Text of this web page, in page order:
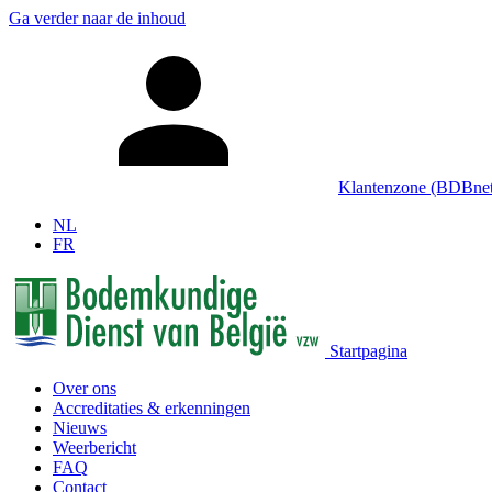
Ga verder naar de inhoud
Klantenzone
NL
FR
Startpagina
Over ons
Accreditaties & erkenningen
Nieuws
Weerbericht
FAQ
Contact